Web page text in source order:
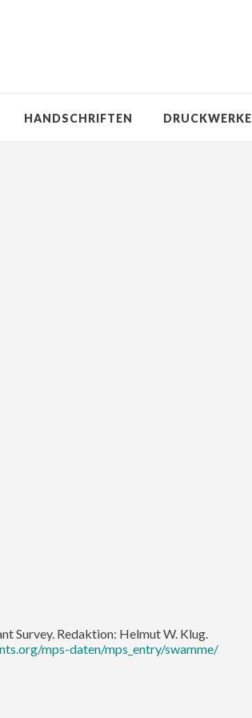
HANDSCHRIFTEN DRUCKWERKE
Survey. Redaktion: Helmut W. Klug.
mps-daten/mps_entry/swamme/